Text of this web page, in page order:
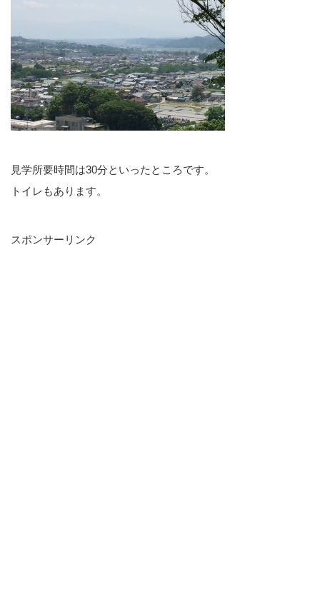
見学所要時間は30分といったところです。
トイレもあります。
スポンサーリンク